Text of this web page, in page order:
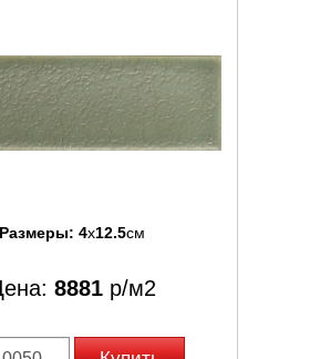
Размеры: 4x12.5см
8881 р/м2